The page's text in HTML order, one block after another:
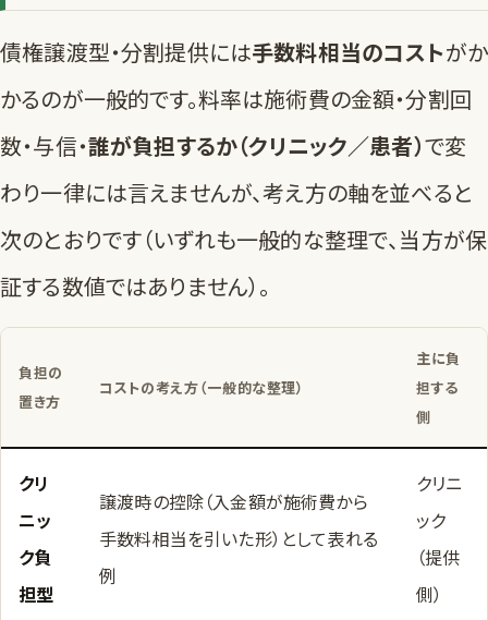
債権譲渡型・分割提供には手数料相当のコストがか
かるのが一般的です。料率は施術費の金額・分割回
数・与信・誰が負担するか（クリニック／患者）で変
わり一律には言えませんが、考え方の軸を並べると
次のとおりです（いずれも一般的な整理で、当方が保
証する数値ではありません）。
負担の
置き方
コストの考え方（一般的な整理）
主に負
担する
側
クリ
ニッ
ク負
担型
譲渡時の控除（入金額が施術費から
手数料相当を引いた形）として表れる
例
クリニ
ック
（提供
側）